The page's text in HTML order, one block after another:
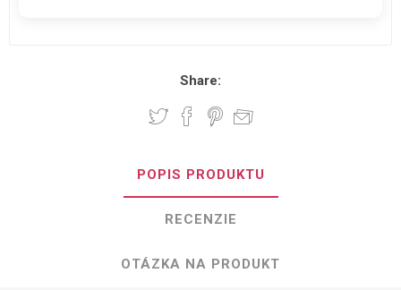
Share:
POPIS PRODUKTU
RECENZIE
OTÁZKA NA PRODUKT